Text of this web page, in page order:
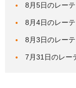
8月5日のレー
8月4日のレー
8月3日のレー
7月31日のレー